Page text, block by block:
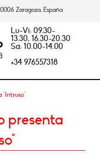
Zaragoza, España
Lu-Vi: 09.30-
13.30, 16.30-20.30
Sa: 10.00-14.00
+34 976557318
"Intruso"
presenta